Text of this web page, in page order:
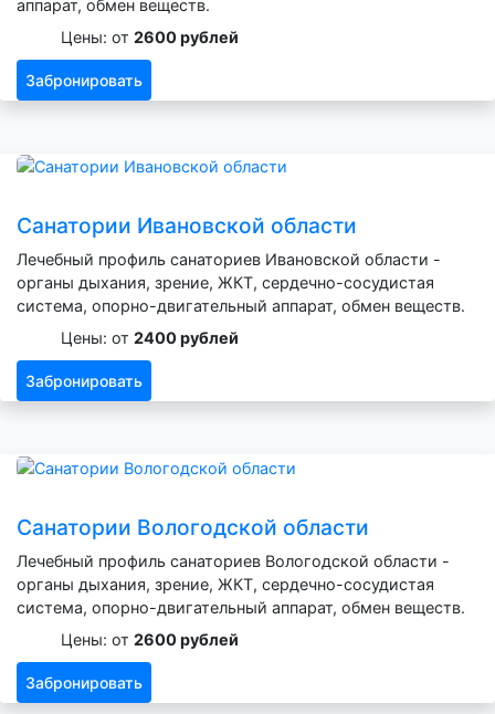
аппарат, обмен веществ.
Цены: от 2600 рублей
Забронировать
Санатории Ивановской области
Лечебный профиль санаториев Ивановской области -
органы дыхания, зрение, ЖКТ, сердечно-сосудистая
система, опорно-двигательный аппарат, обмен веществ.
Цены: от 2400 рублей
Забронировать
Санатории Вологодской области
Лечебный профиль санаториев Вологодской области -
органы дыхания, зрение, ЖКТ, сердечно-сосудистая
система, опорно-двигательный аппарат, обмен веществ.
Цены: от 2600 рублей
Забронировать